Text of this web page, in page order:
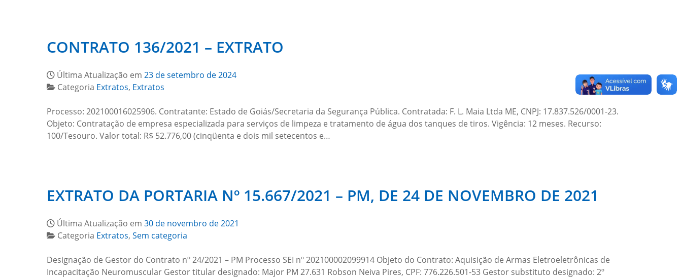
CONTRATO 136/2021 – EXTRATO
Última Atualização em 23 de setembro de 2024
Categoria Extratos, Extratos
Processo: 202100016025906. Contratante: Estado de Goiás/Secretaria da Segurança Pública. Contratada: F. L. Maia Ltda ME, CNPJ: 17.837.526/0001-23.
Objeto: Contratação de empresa especializada para serviços de limpeza e tratamento de água dos tanques de tiros. Vigência: 12 meses. Recurso:
100/Tesouro. Valor total: R$ 52.776,00 (cinqüenta e dois mil setecentos e…
EXTRATO DA PORTARIA Nº 15.667/2021 – PM, DE 24 DE NOVEMBRO DE 2021
Última Atualização em 30 de novembro de 2021
Categoria Extratos, Sem categoria
Designação de Gestor do Contrato nº 24/2021 – PM Processo SEI nº 202100002099914 Objeto do Contrato: Aquisição de Armas Eletroeletrônicas de
Incapacitação Neuromuscular Gestor titular designado: Major PM 27.631 Robson Neiva Pires, CPF: 776.226.501-53 Gestor substituto designado: 2º